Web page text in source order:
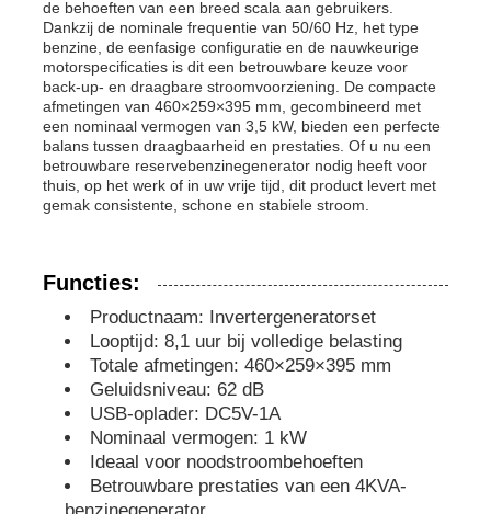
Onderhoud van de generator
Lasgeneratorset
generatordieselmotor
afvalwaterpomp
de behoeften van een breed scala aan gebruikers.
Dankzij de nominale frequentie van 50/60 Hz, het type
benzine, de eenfasige configuratie en de nauwkeurige
motorspecificaties is dit een betrouwbare keuze voor
back-up- en draagbare stroomvoorziening. De compacte
afmetingen van 460×259×395 mm, gecombineerd met
een nominaal vermogen van 3,5 kW, bieden een perfecte
balans tussen draagbaarheid en prestaties. Of u nu een
betrouwbare reservebenzinegenerator nodig heeft voor
thuis, op het werk of in uw vrije tijd, dit product levert met
gemak consistente, schone en stabiele stroom.
Functies:
Productnaam: Invertergeneratorset
Looptijd: 8,1 uur bij volledige belasting
Totale afmetingen: 460×259×395 mm
Geluidsniveau: 62 dB
USB-oplader: DC5V-1A
Nominaal vermogen: 1 kW
Ideaal voor noodstroombehoeften
Betrouwbare prestaties van een 4KVA-
benzinegenerator